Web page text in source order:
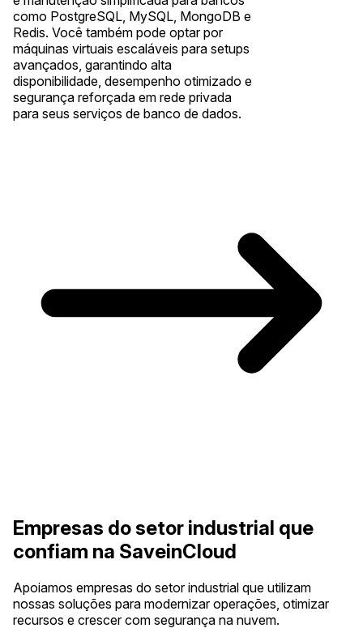
como PostgreSQL, MySQL, MongoDB e
Redis. Você também pode optar por
máquinas virtuais escaláveis para setups
avançados, garantindo alta
disponibilidade, desempenho otimizado e
segurança reforçada em rede privada
para seus serviços de banco de dados.
Empresas do setor industrial que
confiam na SaveinCloud
Apoiamos empresas do setor industrial que utilizam
nossas soluções para modernizar operações, otimizar
recursos e crescer com segurança na nuvem.